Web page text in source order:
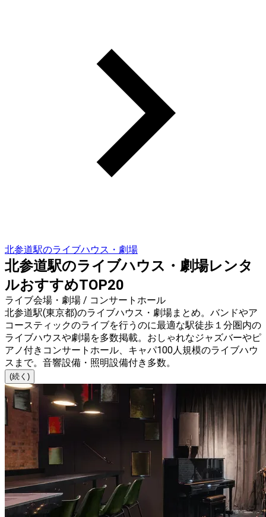
北参道駅のライブハウス・劇場
北参道駅のライブハウス・劇場レンタ
ルおすすめTOP20
ライブ会場・劇場 / コンサートホール
北参道駅(東京都)のライブハウス・劇場まとめ。バンドやア
コースティックのライブを行うのに最適な駅徒歩１分圏内の
ライブハウスや劇場を多数掲載。おしゃれなジャズバーやピ
アノ付きコンサートホール、キャパ100人規模のライブハウ
スまで。音響設備・照明設備付き多数。
(続く)